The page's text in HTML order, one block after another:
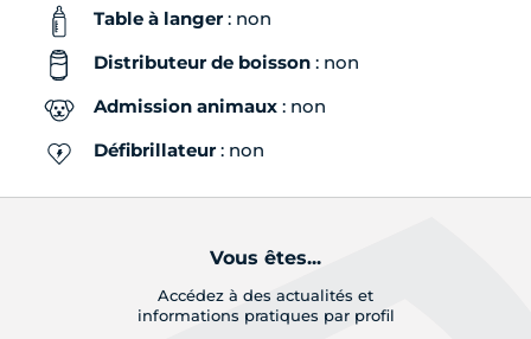
Table à langer: non
Distributeur de boisson : non
Admission animaux : non
Défibrillateur: non
Vous êtes...
Accédez à des actualités et
informations pratiques par profil